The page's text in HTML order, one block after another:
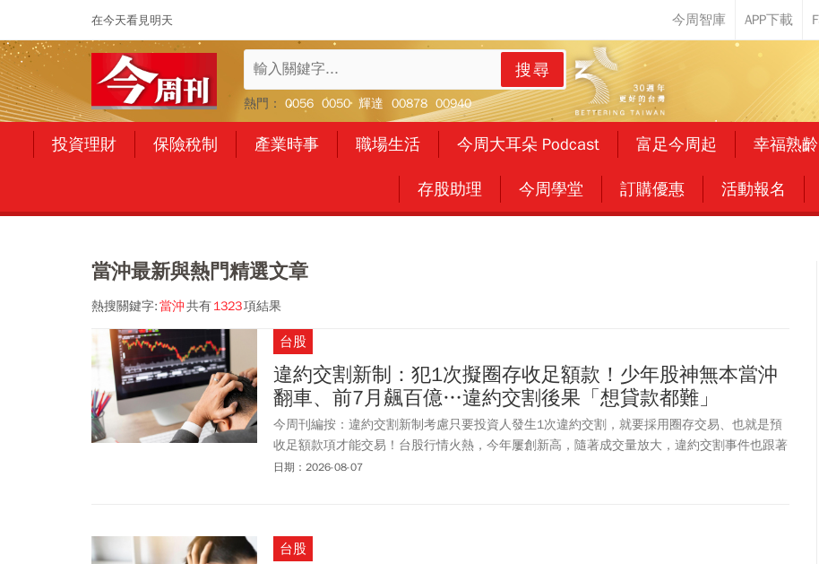
在今天看見明天
搜尋
熱門： 0056 0050 輝達 00878 00940
投資理財 保險稅制 產業時事 職場生活 今周大耳朵 Podcast 富足今周起 幸福熟齡
存股助理 今周學堂 訂購優惠 活動報名
當沖最新與熱門精選文章
熱搜關鍵字:當沖共有1323項結果
台股
違約交割新制：犯1次擬圈存收足額款！少年股神無本當沖
翻車、前7月飆百億…違約交割後果「想貸款都難」
今周刊編按：違約交割新制考慮只要投資人發生1次違約交割，就要採用圈存交易、也就是預
收足額款項才能交易！台股行情火熱，今年屢創新高，隨著成交量放大，違約交割事件也跟著
攀升。截至今年7月下旬，台股上市櫃違約交割金額已近100億大關，為去年全年的1.6倍，達
研議新措施，未來投資人只要發生1次違約交割，恐將面臨嚴厲的「圈存」處置，也就是下單
日期：2026-08-07
台股